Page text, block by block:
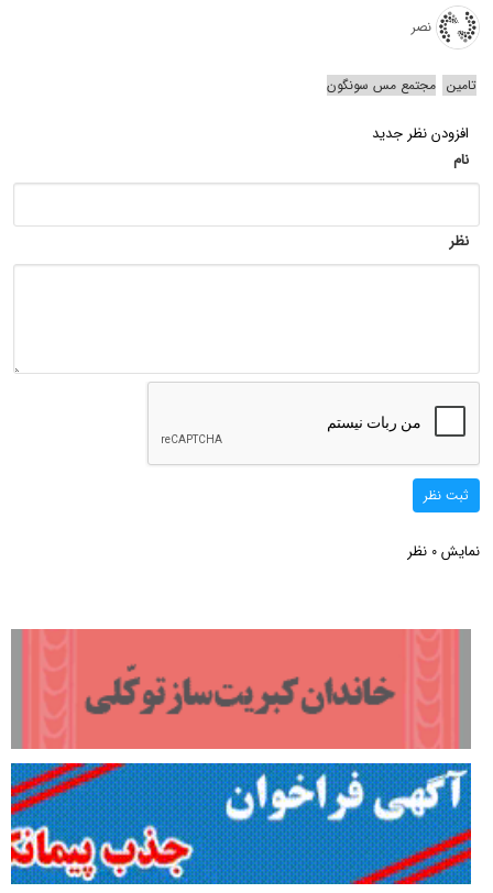
نصر
تامین مجتمع مس سونگون
افزودن نظر جدید
نام
نظر
ثبت نظر
نمایش 0 نظر